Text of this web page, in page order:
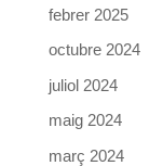
febrer 2025
octubre 2024
juliol 2024
maig 2024
març 2024